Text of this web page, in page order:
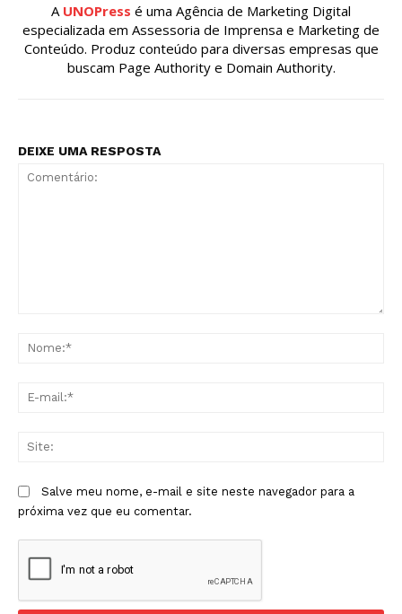
A UNOPress é uma Agência de Marketing Digital
especializada em Assessoria de Imprensa e Marketing de
Conteúdo. Produz conteúdo para diversas empresas que
buscam Page Authority e Domain Authority.
DEIXE UMA RESPOSTA
Salve meu nome, e-mail e site neste navegador para a
próxima vez que eu comentar.